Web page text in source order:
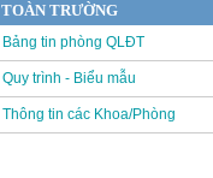
TOÀN TRƯỜNG
Bảng tin phòng QLĐT
Quy trình - Biểu mẫu
Thông tin các Khoa/Phòng